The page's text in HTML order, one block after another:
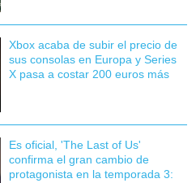
Xbox acaba de subir el precio de
sus consolas en Europa y Series
X pasa a costar 200 euros más
Es oficial, 'The Last of Us'
confirma el gran cambio de
protagonista en la temporada 3: